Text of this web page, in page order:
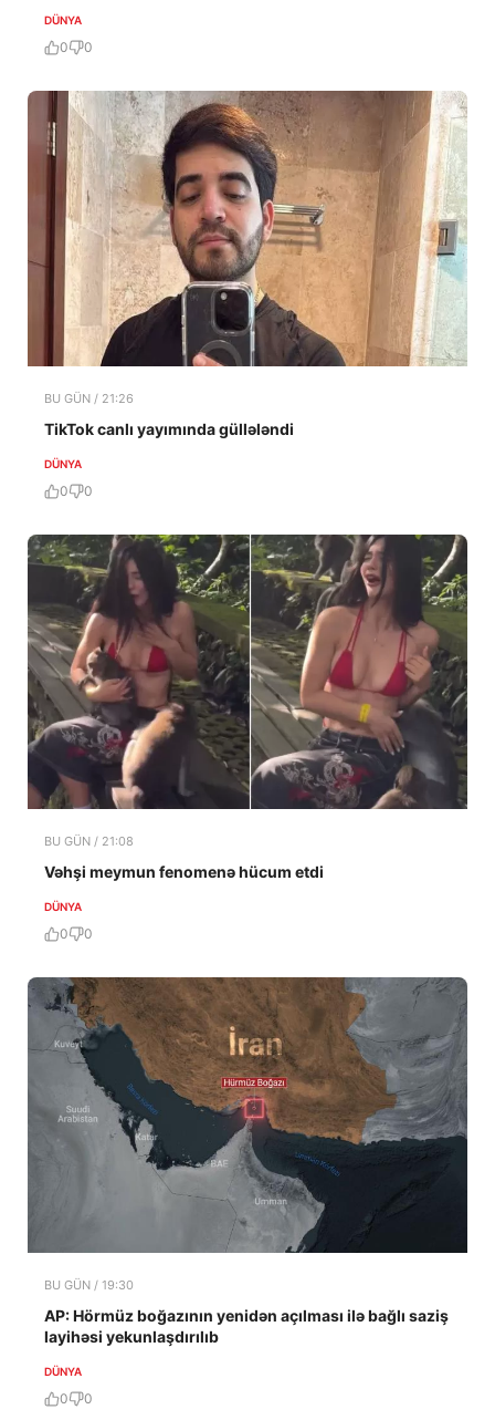
DÜNYA
0 0
BU GÜN / 21:26
TikTok canlı yayımında güllələndi
DÜNYA
0 0
BU GÜN / 21:08
Vəhşi meymun fenomenə hücum etdi
DÜNYA
0 0
BU GÜN / 19:30
AP: Hörmüz boğazının yenidən açılması ilə bağlı saziş
layihəsi yekunlaşdırılıb
DÜNYA
0 0